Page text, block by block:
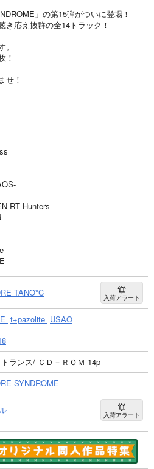
」の第15弾がついに登場！
き応え抜群の全14トラック！
！
せ！
RT Hunters
TANO*C 入荷アラート
t+pazolite USAO
ランス/ ＣＤ－ＲＯＭ 14p
SYNDROME
入荷アラート